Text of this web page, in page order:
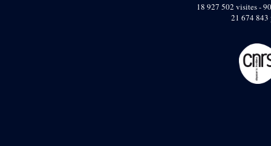
18 927 502 visites -
21 674 843